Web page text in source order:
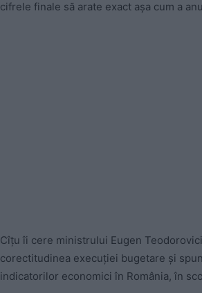
cifrele finale să arate exact așa cum a
Cîțu îi cere ministrului Eugen
corectitudinea execuției bugetare și
indicatorilor economici în România, în